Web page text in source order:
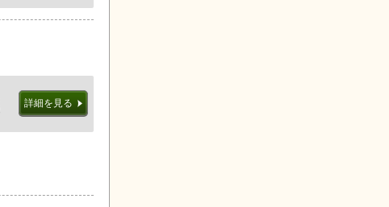
詳細を見る